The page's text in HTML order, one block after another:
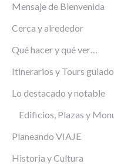
Mensaje de Bienvenida
Cerca y alrededor
Qué hacer y qué ver…
Itinerarios y Tours
Lo destacado y notable
Edificios, Plazas y
Planeando VIAJE
Historia y Cultura